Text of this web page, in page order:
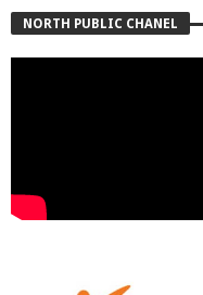
NORTH PUBLIC CHANEL